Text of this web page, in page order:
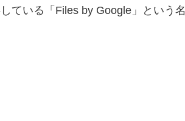
ている「Files by Google」という名